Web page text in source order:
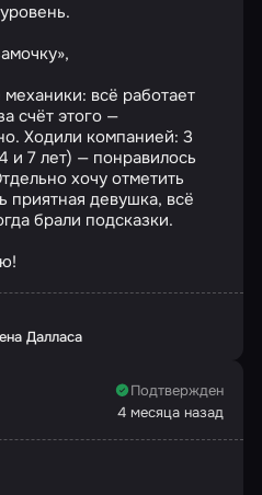
всё работает
счёт этого —
Ходили компанией: 3
и 7 лет) — понравилось
хочу отметить
приятная девушка, всё
брали подсказки.
Далласа
Подтвержден
4 месяца назад